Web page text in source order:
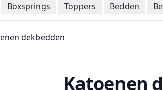
Boxsprings Toppers Bedden
dekbedden
Katoenen